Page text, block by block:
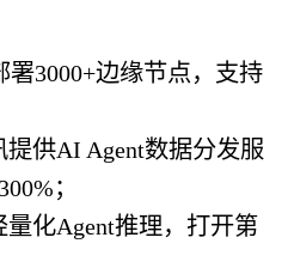
署3000+边缘节点，支持
供AI Agent数据分发服
；
化Agent推理，打开第